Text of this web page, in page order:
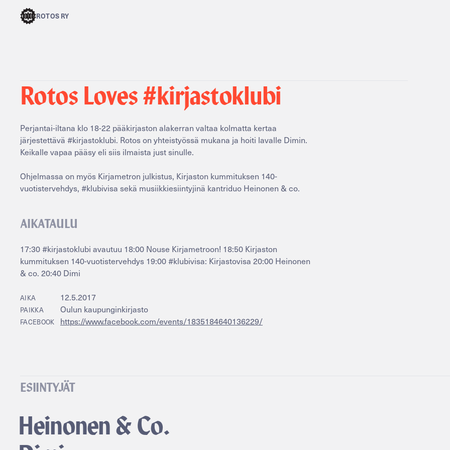
ROTOS RY
Rotos Loves #kirjastoklubi
Perjantai-iltana klo 18-22 pääkirjaston alakerran valtaa kolmatta kertaa
järjestettävä #kirjastoklubi. Rotos on yhteistyössä mukana ja hoiti lavalle Dimin.
Keikalle vapaa pääsy eli siis ilmaista just sinulle.
Ohjelmassa on myös Kirjametron julkistus, Kirjaston kummituksen 140-
vuotistervehdys, #klubivisa sekä musiikkiesiintyjinä kantriduo Heinonen & co.
AIKATAULU
17:30 #kirjastoklubi avautuu 18:00 Nouse Kirjametroon! 18:50 Kirjaston
kummituksen 140-vuotistervehdys 19:00 #klubivisa: Kirjastovisa 20:00 Heinonen
& co. 20:40 Dimi
AIKA 12.5.2017
PAIKKA Oulun kaupunginkirjasto
FACEBOOK https://www.facebook.com/events/1835184640136229/
ESIINTYJÄT
Heinonen & Co.